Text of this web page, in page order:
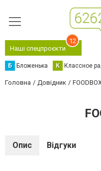
Наші спецпроєкти
12
Б Бложенька К Классное
Головна Довідник
Опис Відгуки